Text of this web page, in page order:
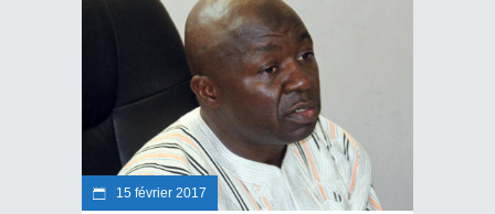
15 février 2017